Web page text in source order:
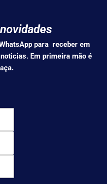
para receber em
Em primeira mão é